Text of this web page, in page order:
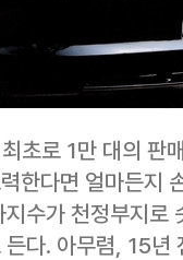
초로 1만 대의 판
한다면 얼마든지
수가 천정부지로
다. 아무렴, 15년